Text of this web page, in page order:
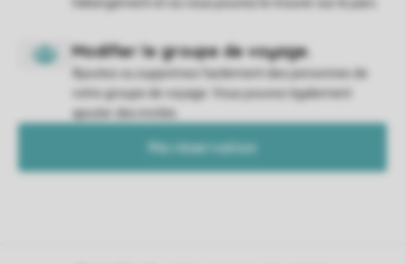
Ajoutez ou supprimez facilement des personnes de
votre groupe de voyage. Vous pouvez également
ajouter des invités.
Ma réservation